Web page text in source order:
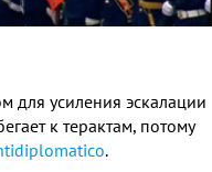
для усиления эскалации
к терактам, потому
.